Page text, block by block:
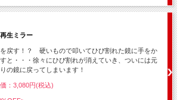
生ミラー
戻す！？ 硬いもので叩いてひび割れた鏡に手をか
と・・・徐々にひび割れが消えていき、ついには元
の鏡に戻ってしまいます！
：3,080円(税込)